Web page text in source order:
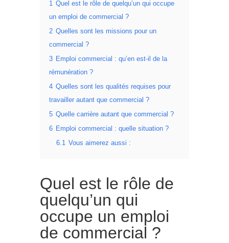
1 Quel est le rôle de quelqu’un qui occupe
un emploi de commercial ?
2 Quelles sont les missions pour un
commercial ?
3 Emploi commercial : qu’en est-il de la
rémunération ?
4 Quelles sont les qualités requises pour
travailler autant que commercial ?
5 Quelle carrière autant que commercial ?
6 Emploi commercial : quelle situation ?
6.1 Vous aimerez aussi :
Quel est le rôle de
quelqu’un qui
occupe un emploi
de commercial ?